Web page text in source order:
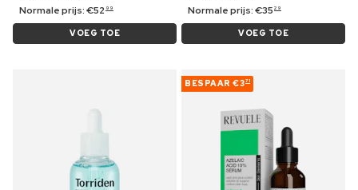
Normale prijs:€52 99
VOEG TOE
Normale prijs:€35 29
VOEG TOE
BESPAAR €371